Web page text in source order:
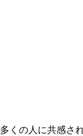
くの人に共感